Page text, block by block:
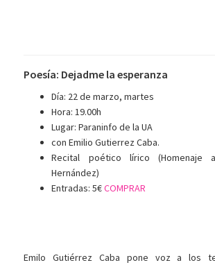
Poesía: Dejadme la esperanza
Día: 22 de marzo, martes
Hora: 19.00h
Lugar: Paraninfo de la UA
con Emilio Gutierrez Caba.
Recital poético lírico (Homenaje
Hernández)
Entradas: 5€COMPRAR
Emilo Gutiérrez Caba pone voz a los